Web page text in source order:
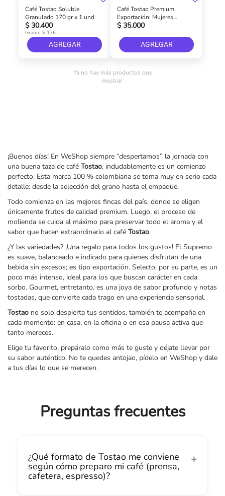
Café Tostao Soluble
Granulado 170 gr x 1 und
$ 30.400
Gramo $ 176
AGREGAR
Café Tostao Premium
Exportación: Mujeres
Imparables Molido 340 g
$ 35.000
AGREGAR
Ya no hay más productos que
mostrar.
¡Buenos días! En WeShop siempre “despertamos” la jornada con
una buena taza de café Tostao, indudablemente es un comienzo
perfecto. Esta marca 100 % colombiana se toma muy en serio cada
detalle: desde la selección del grano hasta el empaque.
Todo comienza en las mejores fincas del país, donde se eligen
únicamente frutos de calidad premium. Luego, el proceso de
molienda se cuida al máximo para preservar todo el aroma y el
sabor que hacen extraordinario al café Tostao.
¿Y las variedades? ¡Una regalo para todos los gustos! El Supremo
es suave, balanceado e indicado para quienes disfrutan de una
bebida sin excesos; es tipo exportación. Selecto, por su parte, es un
poco más intenso, ideal para los que buscan carácter en cada
sorbo. Gourmet, entretanto, es una joya de sabor profundo y notas
tostadas, que convierte cada trago en una experiencia sensorial.
Tostao no solo despierta tus sentidos, también te acompaña en
cada momento: en casa, en la oficina o en esa pausa activa que
tanto mereces.
Elige tu favorito, prepáralo como más te guste y déjate llevar por
su sabor auténtico. No te quedes antojao, pídelo en WeShop y dale
a tus días lo que se merecen.
Preguntas frecuentes
¿Qué formato de Tostao me conviene
según cómo preparo mi café (prensa,
cafetera, espresso)?